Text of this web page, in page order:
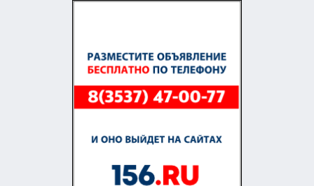
+7 (922) 897-89-62